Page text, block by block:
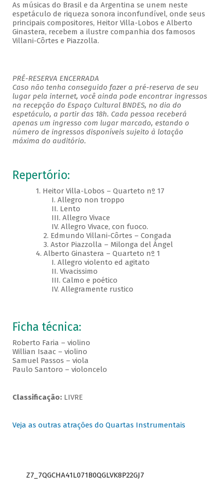
As músicas do Brasil e da Argentina se unem neste
espetáculo de riqueza sonora inconfundível, onde seus
principais compositores, Heitor Villa-Lobos e Alberto
Ginastera, recebem a ilustre companhia dos famosos
Villani-Côrtes e Piazzolla.
PRÉ-RESERVA ENCERRADA
Caso não tenha conseguido fazer a pré-reserva de seu
lugar pela internet, você ainda pode encontrar ingressos
na recepção do Espaço Cultural BNDES, no dia do
espetáculo, a partir das 18h. Cada pessoa receberá
apenas um ingresso com lugar marcado, estando o
número de ingressos disponíveis sujeito à lotação
máxima do auditório.
Repertório:
1. Heitor Villa-Lobos – Quarteto nº 17
I. Allegro non troppo
II. Lento
III. Allegro Vivace
IV. Allegro Vivace, con fuoco.
2. Edmundo Villani-Côrtes – Congada
3. Astor Piazzolla – Milonga del Ángel
4. Alberto Ginastera – Quarteto nº 1
I. Allegro violento ed agitato
II. Vivacissimo
III. Calmo e poético
IV. Allegramente rustico
Ficha técnica:
Roberto Faria – violino
Willian Isaac – violino
Samuel Passos – viola
Paulo Santoro – violoncelo
Classificação:LIVRE
Veja as outras atrações do Quartas Instrumentais
Z7_7QGCHA41L071B0QGLVK8P22GJ7